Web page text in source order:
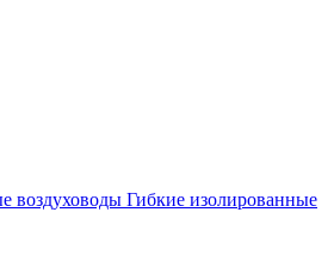
воздуховоды Гибкие изолированные